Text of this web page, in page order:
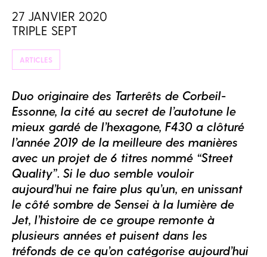
27 JANVIER 2020
TRIPLE SEPT
ARTICLES
Duo originaire des Tarterêts de Corbeil-
Essonne, la cité au secret de l’autotune le
mieux gardé de l’hexagone, F430 a clôturé
l’année 2019 de la meilleure des manières
avec un projet de 6 titres nommé “Street
Quality”. Si le duo semble vouloir
aujourd’hui ne faire plus qu’un, en unissant
le côté sombre de Sensei à la lumière de
Jet, l’histoire de ce groupe remonte à
plusieurs années et puisent dans les
tréfonds de ce qu’on catégorise aujourd’hui